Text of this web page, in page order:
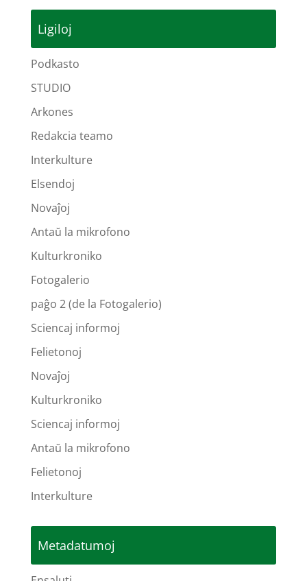
Ligiloj
Podkasto
STUDIO
Arkones
Redakcia teamo
Interkulture
Elsendoj
Novaĵoj
Antaŭ la mikrofono
Kulturkroniko
Fotogalerio
paĝo 2 (de la Fotogalerio)
Sciencaj informoj
Felietonoj
Novaĵoj
Kulturkroniko
Sciencaj informoj
Antaŭ la mikrofono
Felietonoj
Interkulture
Metadatumoj